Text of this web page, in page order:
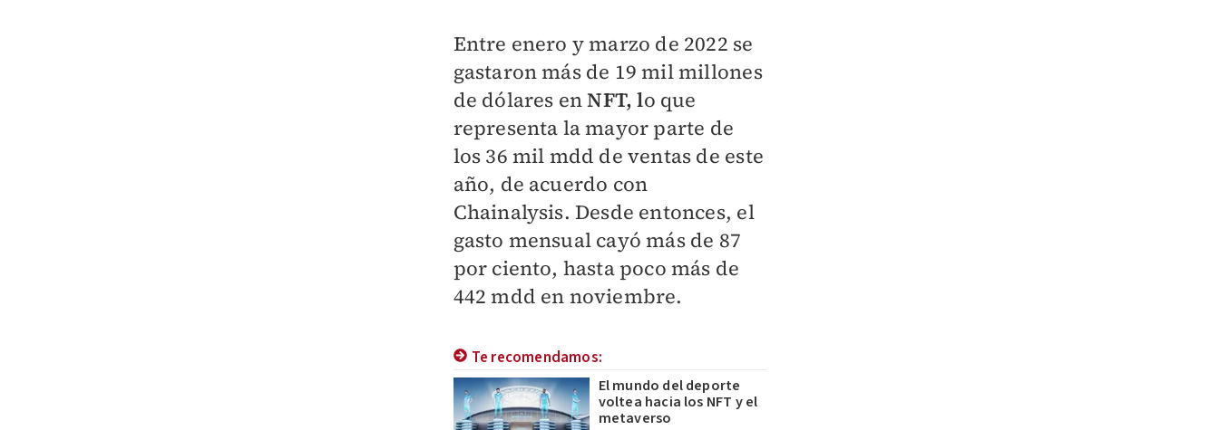
Entre enero y marzo de 2022 se
gastaron más de 19 mil millones
de dólares enNFT, lo que
representa la mayor parte de
los 36 mil mdd de ventas de este
año, de acuerdo con
Chainalysis. Desde entonces, el
gasto mensual cayó más de 87
por ciento, hasta poco más de
442 mdd en noviembre.
Te recomendamos:
El mundo del deporte
voltea hacia los NFT y el
metaverso